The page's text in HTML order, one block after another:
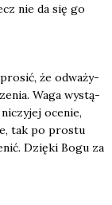
nie da się go
że odwa­ży­
Waga wystą­
oce­nie,
tak po pro­stu
Dzię­ki Bogu za